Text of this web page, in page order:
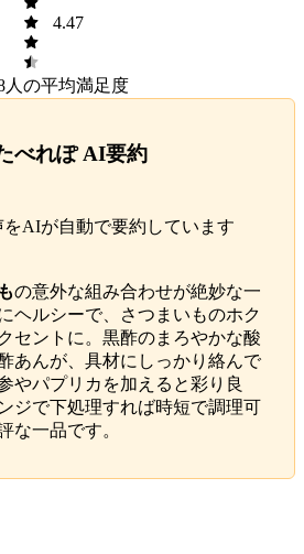
4.47
人の平均満足度
べれぽ AI要約
AIが自動で要約しています
の意外な組み合わせが絶妙な一
ヘルシーで、さつまいものホク
セントに。黒酢のまろやかな酸
あんが、具材にしっかり絡んで
やパプリカを加えると彩り良
ジで下処理すれば時短で調理可
な一品です。